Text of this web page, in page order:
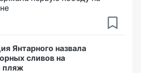
Янтарного назвала
сливов на
пляж